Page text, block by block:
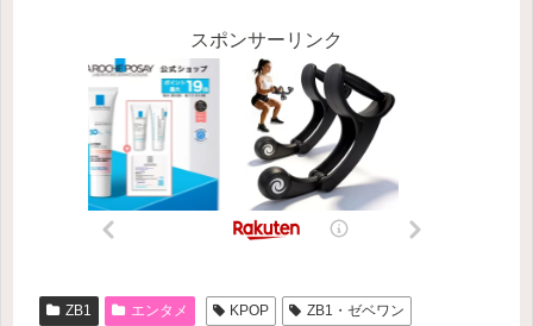
スポンサーリンク
ZB1 エンタメ KPOP ZB1・ゼベワン